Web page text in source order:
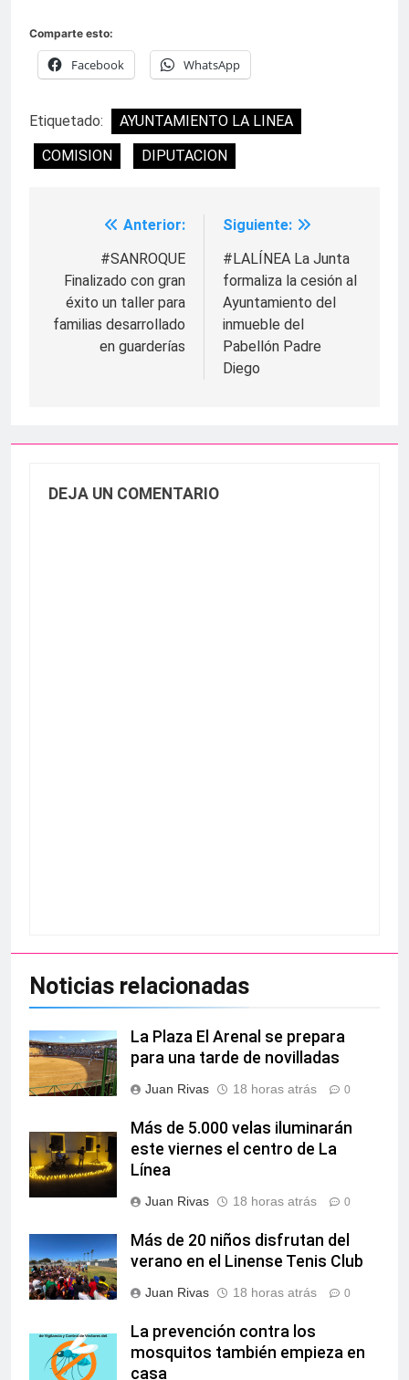
Comparte esto:
Facebook WhatsApp
Etiquetado:
AYUNTAMIENTO LA LINEA
COMISION
DIPUTACION
Navegación
entradas
Anterior:
#SANROQUE
Finalizado con gran
éxito un taller para
familias desarrollado
en guarderías
Siguiente:
#LALÍNEA La Junta
formaliza la cesión al
Ayuntamiento del
inmueble del
Pabellón Padre
Diego
DEJA UN COMENTARIO
Noticias relacionadas
La Plaza El Arenal se prepara
para una tarde de novilladas
Juan Rivas 18 horas atrás 0
Más de 5.000 velas iluminarán
este viernes el centro de La
Línea
Juan Rivas 18 horas atrás 0
Más de 20 niños disfrutan del
verano en el Linense Tenis Club
Juan Rivas 18 horas atrás 0
La prevención contra los
mosquitos también empieza en
casa